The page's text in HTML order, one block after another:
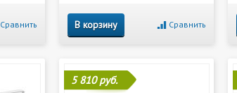
Сравнить В корзину Сравнить
5 810 руб.